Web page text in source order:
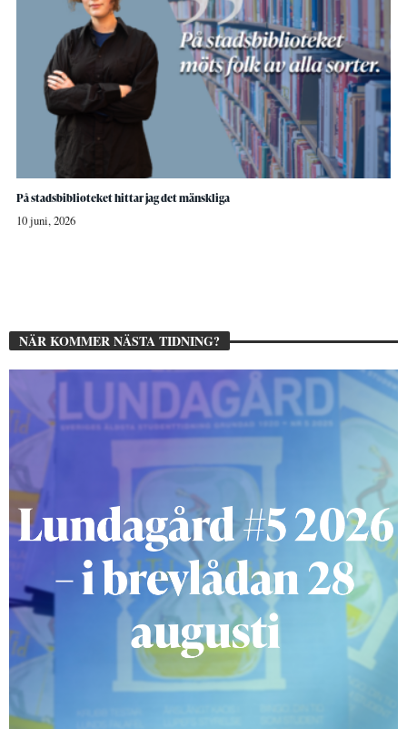
På stadsbiblioteket hittar jag det mänskliga
10 juni, 2026
NÄR KOMMER NÄSTA TIDNING?